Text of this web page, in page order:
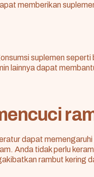
memberikan
suplemen
lainnya dapat
dapat
Anda tidak perlu
rambut kering